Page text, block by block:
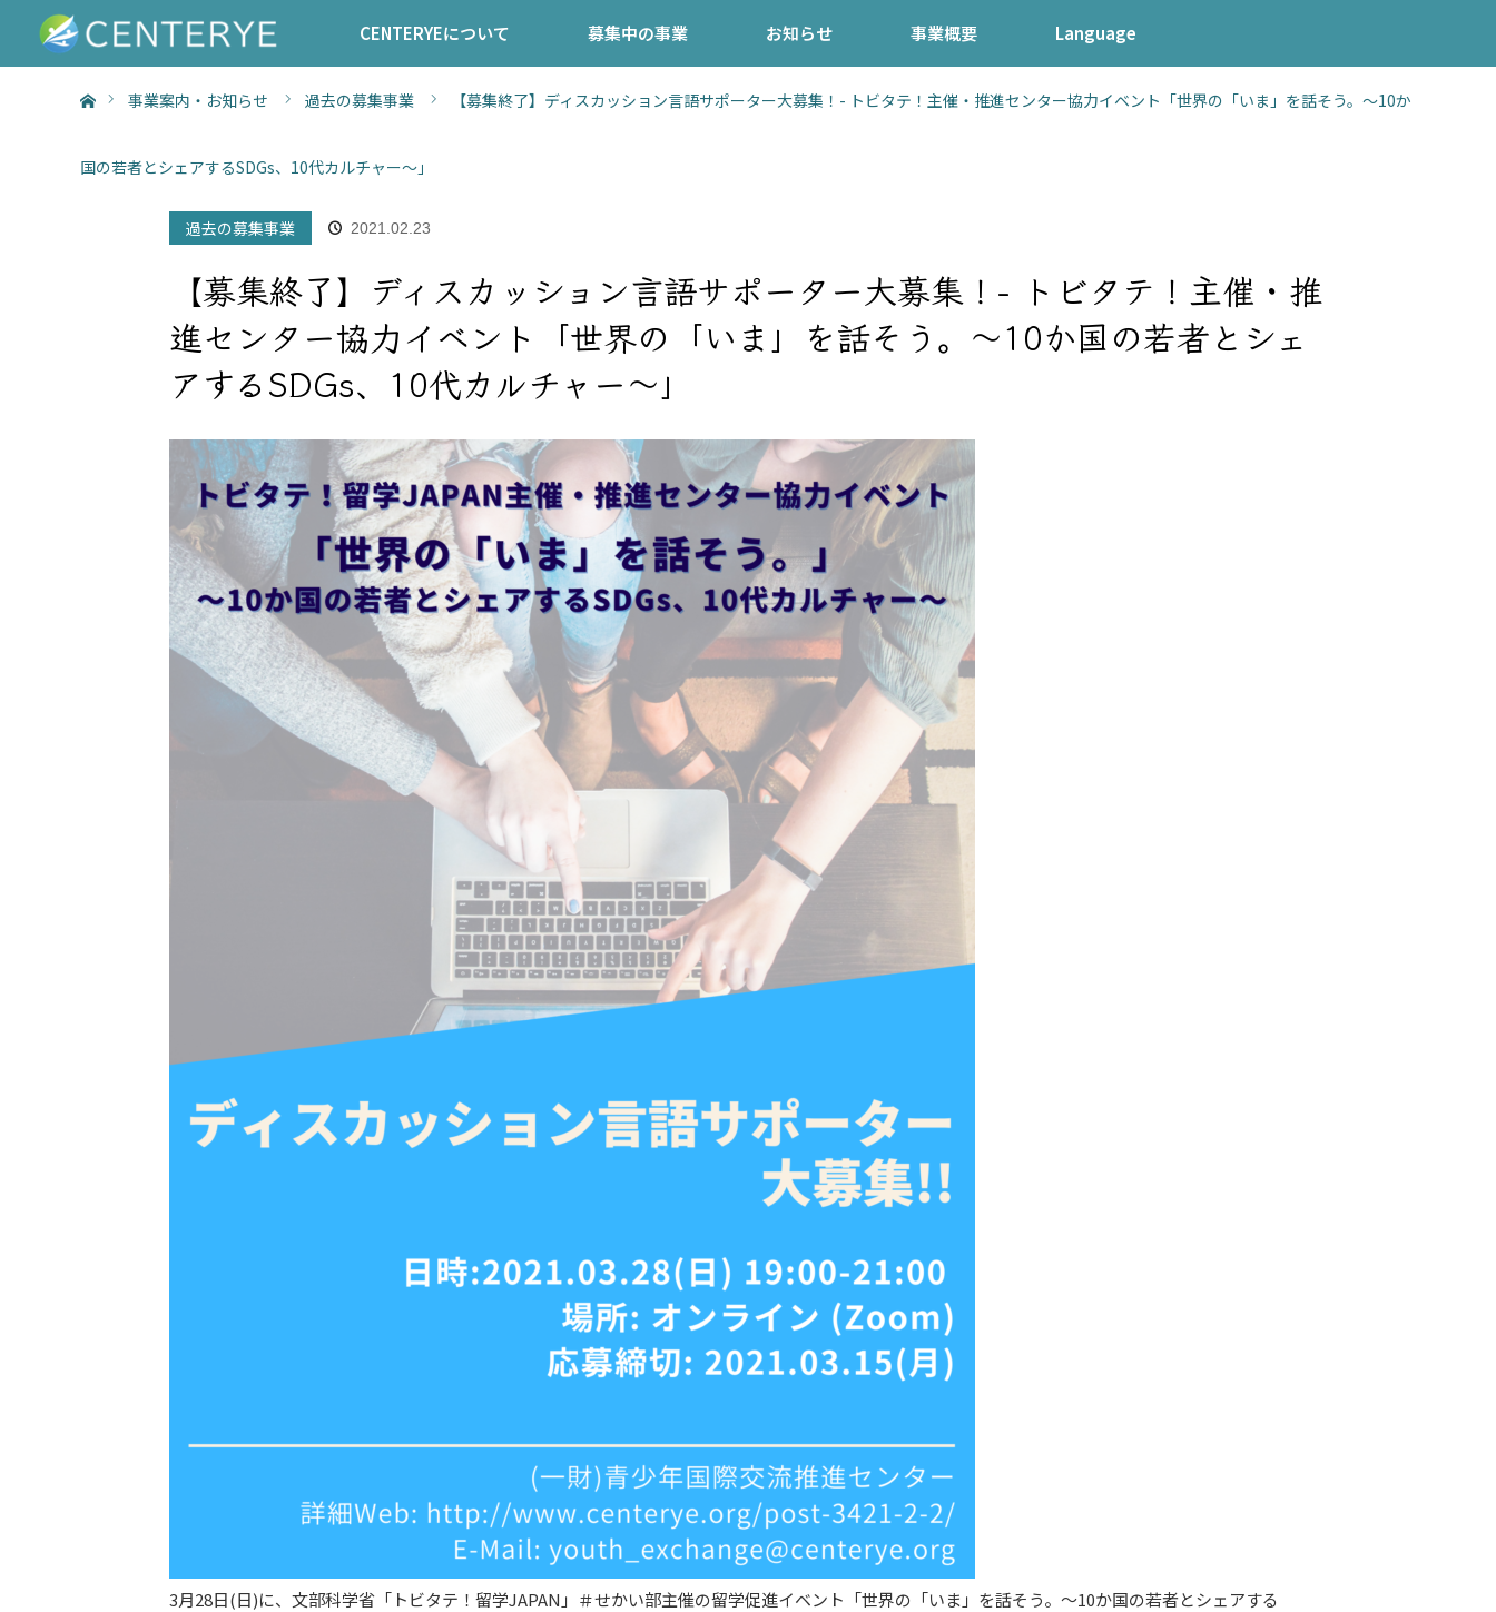
CENTERYEについて 募集中の事業 お知らせ 事業概要 Language
事業案内・お知らせ
過去の募集事業 【募集終了】ディスカッション言語サポーター大募集！- トビタテ！主催・推進センター協力イベント「世界の「いま」を話そう。〜10か
国の若者とシェアするSDGs、10代カルチャー〜」
過去の募集事業 2021.02.23
【募集終了】ディスカッション言語サポーター大募集！- トビタテ！主催・推
進センター協力イベント「世界の「いま」を話そう。〜10か国の若者とシェ
アするSDGs、10代カルチャー〜」
3月28日(日)に、文部科学省「トビタテ！留学JAPAN」＃せかい部主催の留学促進イベント「世界の「いま」を話そう。〜10か国の若者とシェアする